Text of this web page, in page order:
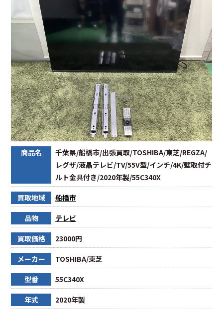
商品名
千葉県/船橋市/出張買取/TOSHIBA/東芝/REGZA/
レグザ/液晶テレビ/TV/55V型/インチ/4K/壁取付チ
ルト金具付き/2020年製/55C340X
買取地域 船橋市
品物 テレビ
買取価格 23000円
メーカー TOSHIBA/東芝
型番 55C340X
年式 2020年製